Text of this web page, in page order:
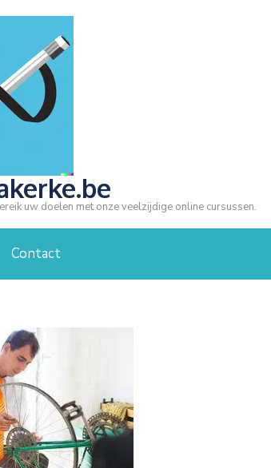
uw doelen met onze veelzijdige online cursussen.
Contact